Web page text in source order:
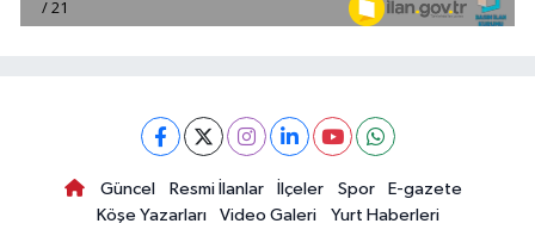
Güncel Resmi İlanlar İlçeler Spor
E-gazete
Köşe Yazarları
Video Galeri Yurt Haberleri